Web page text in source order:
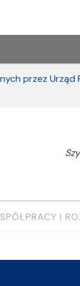
przez Urząd
I